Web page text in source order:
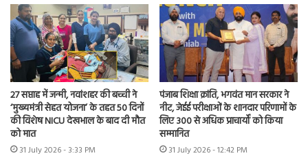
27 सप्ताह में जन्मी, नवांशहर की बच्ची ने
‘मुख्यमंत्री सेहत योजना’ के तहत 50 दिनों
की विशेष NICU देखभाल के बाद दी मौत
को मात
31 July 2026 - 3:33 PM
पंजाब शिक्षा क्रांति, भगवंत मान सरकार ने
नीट, जेईई परीक्षाओं के शानदार परिणामों के
लिए 300 से अधिक प्राचार्यों को किया
सम्मानित
31 July 2026 - 12:42 PM